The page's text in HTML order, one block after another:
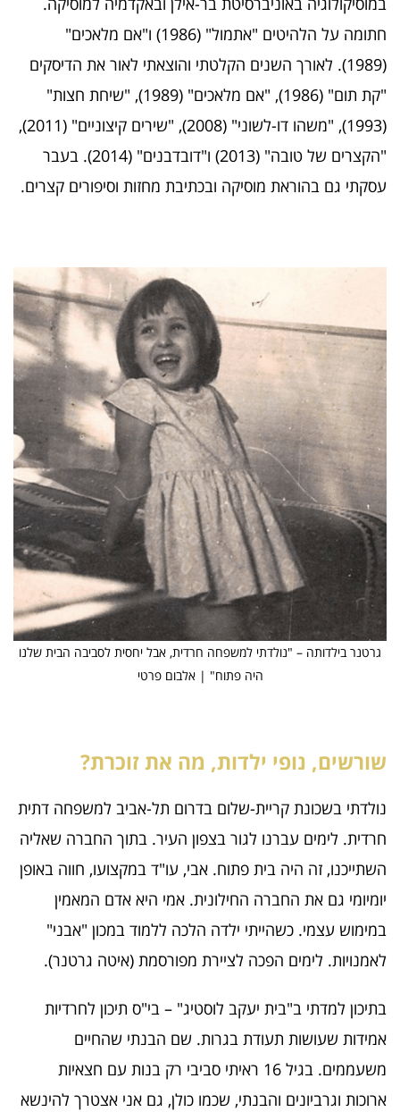
חתומה על הלהיטים "אתמול" (1986) ו"אם מלאכים"
(1989). לאורך השנים הקלטתי והוצאתי לאור את הדיסקים
"קת תום" (1986), "אם מלאכים" (1989), "שיחת חצות"
(1993), "משהו דו-לשוני" (2008), "שירים קיצוניים" (2011),
"הקצרים של טובה" (2013) ו"דובדבנים" (2014). בעבר
עסקתי גם בהוראת מוסיקה ובכתיבת מחזות וסיפורים קצרים.
גרטנר בילדותה – "נולדתי למשפחה חרדית, אבל יחסית לסביבה הבית שלנו
היה פתוח" | אלבום פרטי
שורשים, נופי ילדות, מה את זוכרת?
נולדתי בשכונת קריית-שלום בדרום תל-אביב למשפחה דתית
חרדית. לימים עברנו לגור בצפון העיר. בתוך החברה שאליה
השתייכנו, זה היה בית פתוח. אבי, עו"ד במקצועו, חווה באופן
יומיומי גם את החברה החילונית. אמי היא אדם המאמין
במימוש עצמי. כשהייתי ילדה הלכה ללמוד במכון "אבני"
לאמנויות. לימים הפכה לציירת מפורסמת (איטה גרטנר).
בתיכון למדתי ב"בית יעקב לוסטיג" – בי"ס תיכון לחרדיות
אמידות שעושות תעודת בגרות. שם הבנתי שהחיים
משעממים. בגיל 16 ראיתי סביבי רק בנות עם חצאיות
ארוכות וגרביונים והבנתי, שכמו כולן, גם אני אצטרך להינשא